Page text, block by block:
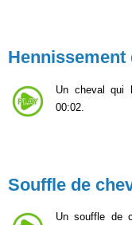
Hennissement
Un cheval qui
00:02.
Souffle de
Un souffle de